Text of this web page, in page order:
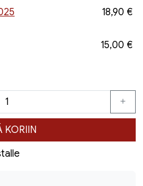
18,90 €
15,00 €
KORIIN